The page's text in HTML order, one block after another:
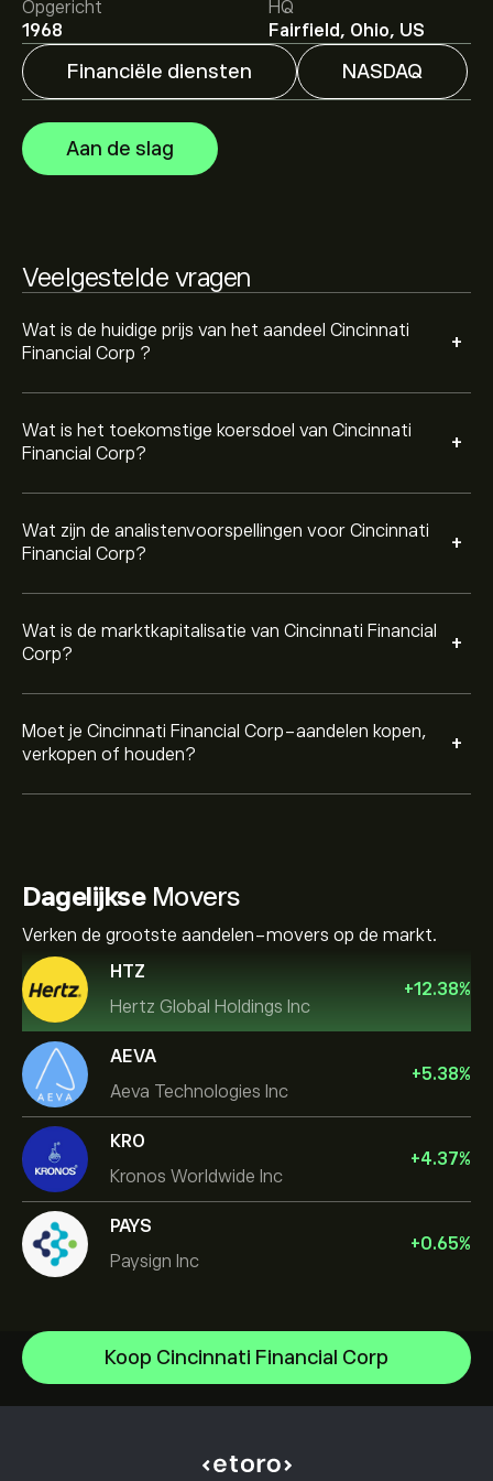
Opgericht
1968
HQ
Fairfield, Ohio, US
Financiële diensten NASDAQ
Aan de slag
Veelgestelde vragen
Wat is de huidige prijs van het aandeel Cincinnati
Financial Corp ?
+
Wat is het toekomstige koersdoel van Cincinnati
Financial Corp?
+
Corp is 176.86‎$‎.
bij eToro voor
gedetailleerde analistenvoorspellingen en koersdoelen.
Wat zijn de analistenvoorspellingen voor Cincinnati
Financial Corp?
+
Analisten bieden voorspellingen voor Cincinnati
Financial Corp gebaseerd op markttrends, financiële
rapporten en verwachte groei. Bekijk de meest recente
voorspelling voor toekomstige koersbewegingen.
Wat is de marktkapitalisatie van Cincinnati Financial
Corp?
+
Moet je Cincinnati Financial Corp-aandelen kopen,
verkopen of houden?
+
Gebaseerd op aanbevelingen van 5 analisten voor CINF
Matige buy.
DagelijkseMovers
Verken de grootste aandelen-movers op de markt.
HTZ
Hertz Global Holdings Inc
+12.38%
AEVA
Aeva Technologies Inc
+5.38%
KRO
Kronos Worldwide Inc
+4.37%
PAYS
Paysign Inc
+0.65%
Koop Cincinnati Financial Corp
NVIDIA Corporation
Amazon.com Inc
Verantwoord handelen